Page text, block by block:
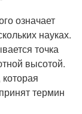
означает
науках.
точка
высотой.
термин